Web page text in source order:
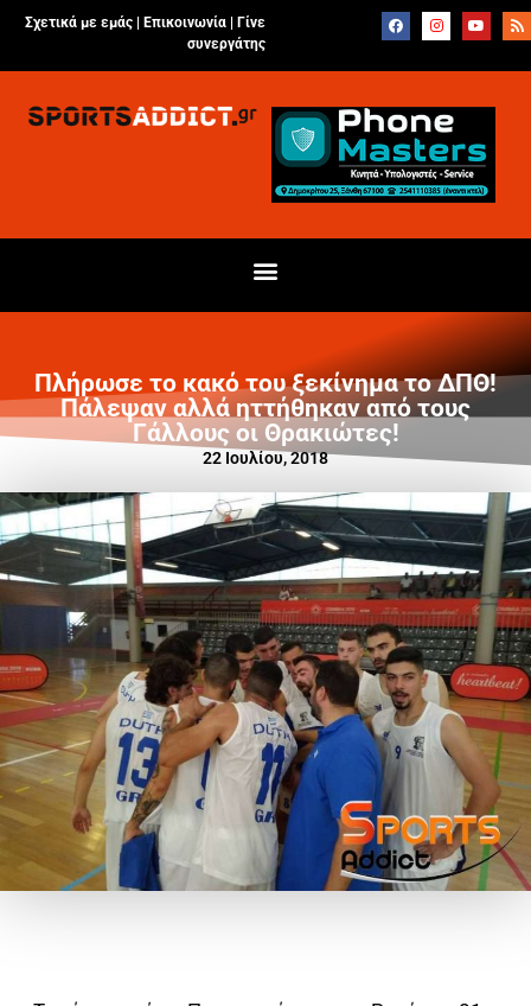
Σχετικά με εμάς | Επικοινωνία
Γίνε
συνεργάτης
Πλήρωσε το κακό του ξεκίνημα το ΔΠΘ!
Πάλεψαν αλλά ηττήθηκαν από τους
Γάλλους οι Θρακιώτες!
22 Ιουλίου, 2018